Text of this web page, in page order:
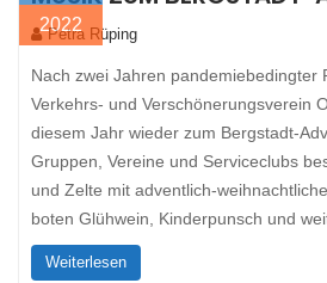
2022
Petra Rüping
Nach zwei Jahren pandemiebedingter
Verkehrs- und Verschönerungsverein
diesem Jahr wieder zum Bergstadt-
Gruppen, Vereine und Serviceclubs
und Zelte mit adventlich-
boten Glühwein, Kinderpunsch und
Weiterlesen